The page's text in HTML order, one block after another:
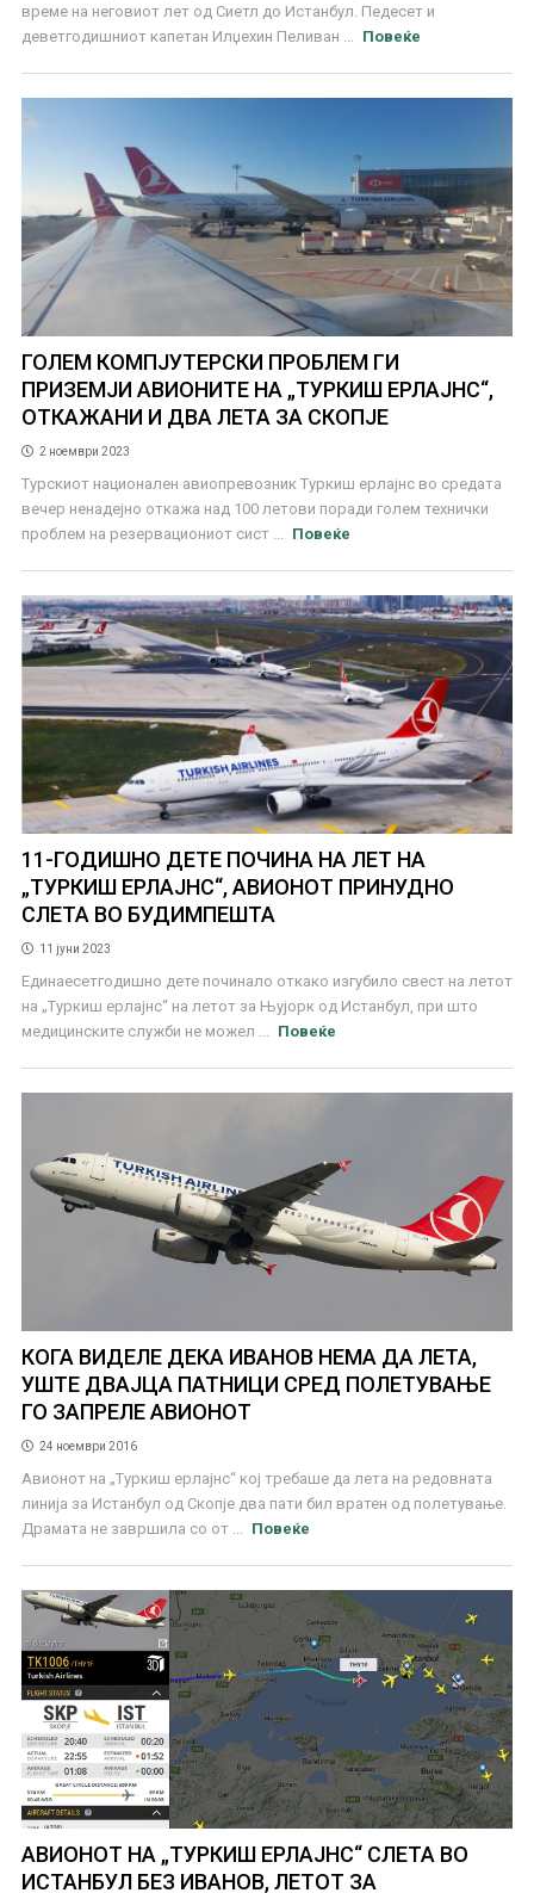
време на неговиот лет од Сиетл до Истанбул. Педесет и
деветгодишниот капетан Илџехин Пеливан ...
Повеќе
ГОЛЕМ КОМПЈУТЕРСКИ ПРОБЛЕМ ГИ
ПРИЗЕМЈИ АВИОНИТЕ НА „ТУРКИШ ЕРЛАЈНС“,
ОТКАЖАНИ И ДВА ЛЕТА ЗА СКОПЈЕ
2 ноември 2023
Турскиот национален авиопревозник Туркиш ерлајнс во средата
вечер ненадејно откажа над 100 летови поради голем технички
проблем на резервациониот сист ...
Повеќе
11-ГОДИШНО ДЕТЕ ПОЧИНА НА ЛЕТ НА
„ТУРКИШ ЕРЛАЈНС“, АВИОНОТ ПРИНУДНО
СЛЕТА ВО БУДИМПЕШТА
11 јуни 2023
Единаесетгодишно дете починало откако изгубило свест на летот
на „Туркиш ерлајнс“ на летот за Њујорк од Истанбул, при што
медицинските служби не можел ...
Повеќе
КОГА ВИДЕЛЕ ДЕКА ИВАНОВ НЕМА ДА ЛЕТА,
УШТЕ ДВАЈЦА ПАТНИЦИ СРЕД ПОЛЕТУВАЊЕ
ГО ЗАПРЕЛЕ АВИОНОТ
24 ноември 2016
Авионот на „Туркиш ерлајнс“ кој требаше да лета на редовната
линија за Истанбул од Скопје два пати бил вратен од полетување.
Драмата не завршила со от ...
Повеќе
АВИОНОТ НА „ТУРКИШ ЕРЛАЈНС“ СЛЕТА ВО
ИСТАНБУЛ БЕЗ ИВАНОВ, ЛЕТОТ ЗА